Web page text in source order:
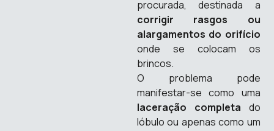
procurada, destinada a
corrigir rasgos ou
alargamentos do orifício
onde se colocam os
brincos.
O problema pode
manifestar-se como uma
laceração completa do
lóbulo ou apenas como um